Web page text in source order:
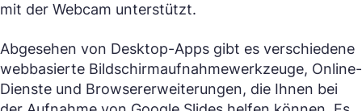
mit der Webcam unterstützt.
Abgesehen von Desktop-Apps gibt es verschiedene
webbasierte Bildschirmaufnahmewerkzeuge, Online-
Dienste und Browsererweiterungen, die Ihnen bei